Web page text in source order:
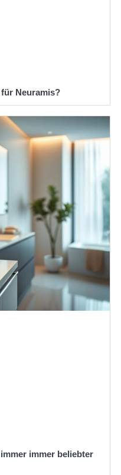
Neuramis?
immer beliebter